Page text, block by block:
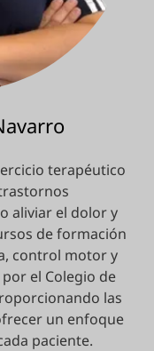
terapéutico
aliviar el dolor y
de formación
control motor y
el Colegio de
las
un enfoque
paciente.